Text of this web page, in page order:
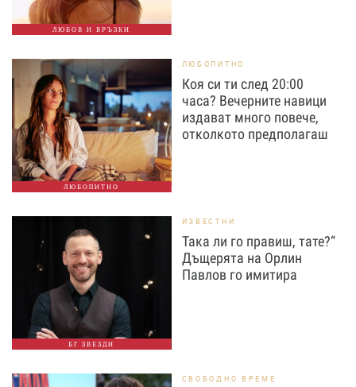
ЛЮБОВ И ВРЪЗКИ
ЛЮБОПИТНО
ЛЮБОПИТНО
Коя си ти след 20:00
часа? Вечерните навици
издават много повече,
отколкото предполагаш
БГ ЗВЕЗДИ
ИЗВЕСТНИ
Така ли го правиш, тате?“
Дъщерята на Орлин
Павлов го имитира
СВОБОДНО ВРЕМЕ